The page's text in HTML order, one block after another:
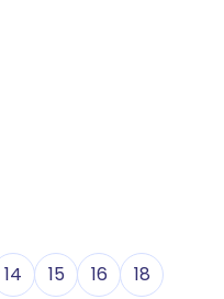
14 15 16 18